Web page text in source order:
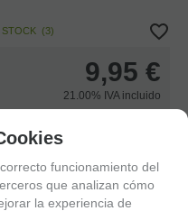
STOCK (3)
9,95 €
21.00% IVA incluido
AÑADIR A CESTA
funcionamiento del
que analizan cómo
la experiencia de